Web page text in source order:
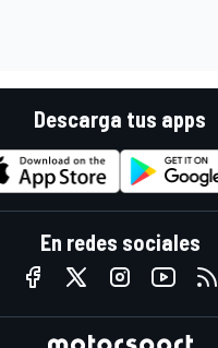
Descarga tus apps
En redes sociales